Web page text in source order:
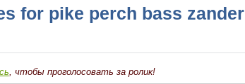
for pike perch bass zander
, чтобы проголосовать за ролик!